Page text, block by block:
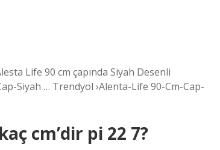
Life 90 cm çapında Siyah Desenli
Siyah … Trendyol ›Alenta-Life 90-Cm-Cap-
cm’dir pi 22 7?